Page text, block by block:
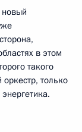
в этом
такого
только